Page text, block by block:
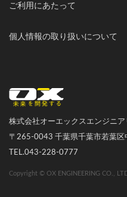
ご利用にあたって
個人情報の取り扱いについて
株式会社オーエックスエンジニア
〒265-0043 千葉県千葉市若葉
TEL.043-228-0777
Copyright © OX ENGINEERING CO.,